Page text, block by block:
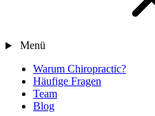
Menü
Warum Chiropractic?
Häufige Fragen
Team
Blog